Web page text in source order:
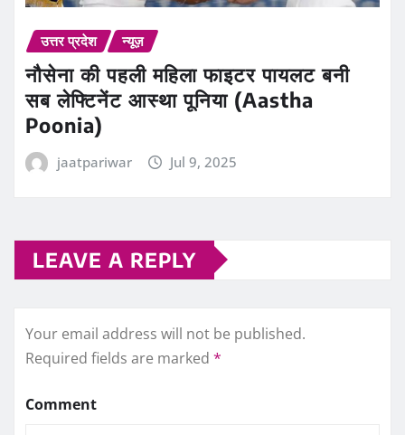
उत्तर प्रदेश न्यूज़
नौसेना की पहली महिला फाइटर पायलट बनी
सब लेफ्टिनेंट आस्था पूनिया (Aastha
Poonia)
jaatpariwar Jul 9, 2025
LEAVE A REPLY
Your email address will not be published.
Required fields are marked *
Comment